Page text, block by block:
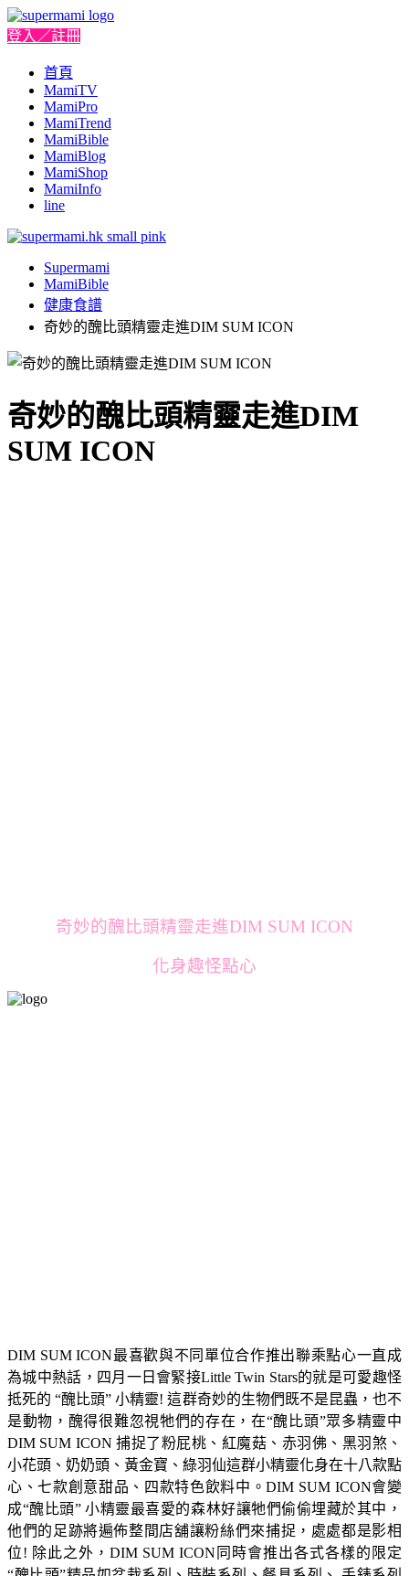
登入／註冊
首頁
MamiTV
MamiPro
MamiTrend
MamiBible
MamiBlog
MamiShop
MamiInfo
line
Supermami
MamiBible
健康食譜
奇妙的醜比頭精靈走進DIM SUM ICON
奇妙的醜比頭精靈走進DIM
SUM ICON
奇妙的醜比頭精靈走進DIM SUM ICON
化身趣怪點心
DIM SUM ICON最喜歡與不同單位合作推出聯乘點心一直成
為城中熱話，四月一日會緊接Little Twin Stars的就是可愛趣怪
抵死的 “醜比頭” 小精靈! 這群奇妙的生物們既不是昆蟲，也不
是動物，醜得很難忽視牠們的存在，在“醜比頭”眾多精靈中
DIM SUM ICON 捕捉了粉屁桃、紅魔菇、赤羽佛、黑羽煞、
小花頭、奶奶頭、黃金寶、綠羽仙這群小精靈化身在十八款點
心、七款創意甜品、四款特色飲料中。DIM SUM ICON會變
成“醜比頭” 小精靈最喜愛的森林好讓牠們偷偷埋藏於其中，
他們的足跡將遍佈整間店舖讓粉絲們來捕捉，處處都是影相
位! 除此之外，DIM SUM ICON同時會推出各式各樣的限定